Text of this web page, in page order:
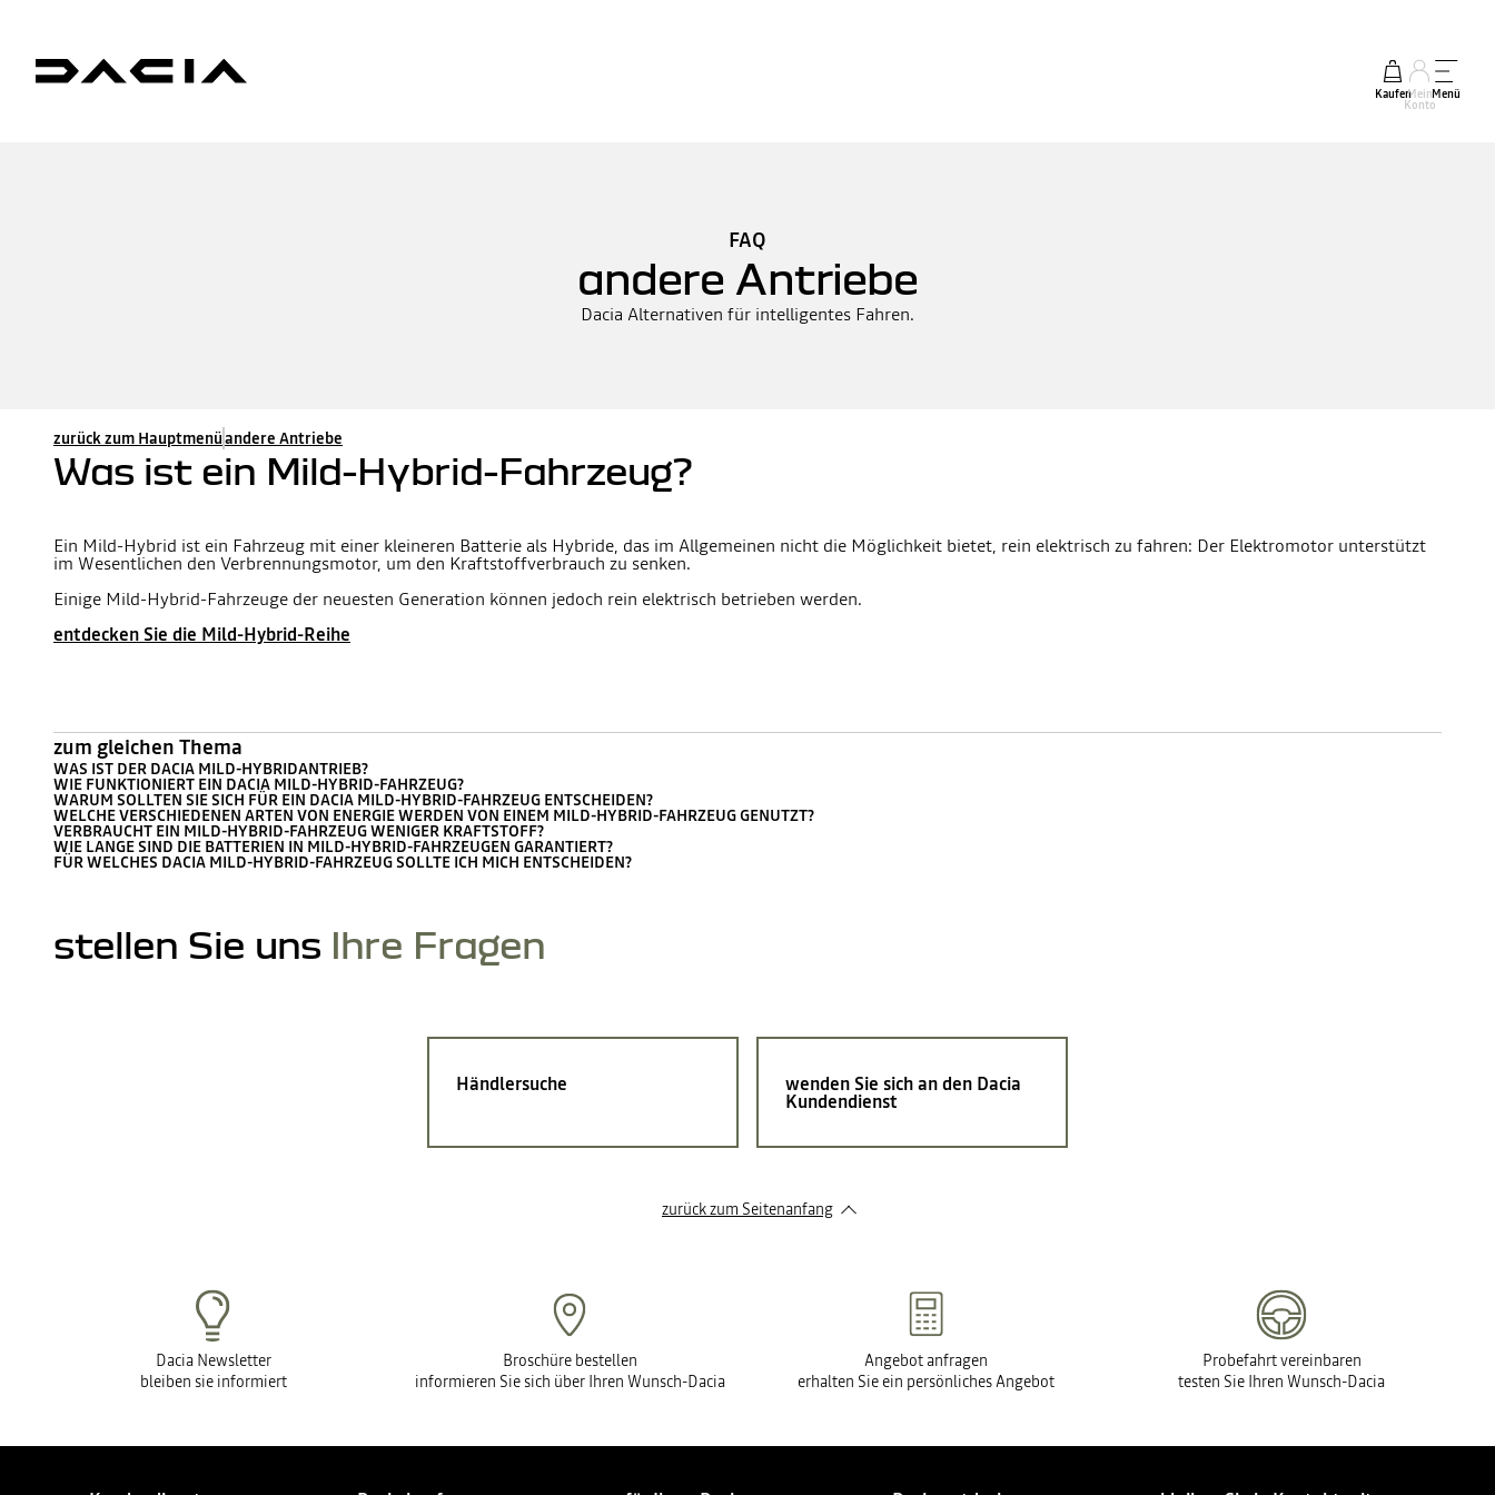
KaufenMein
Konto
Menü
FAQ
andere Antriebe
Dacia Alternativen für intelligentes Fahren.
zurück zum Hauptmenüandere Antriebe
Was ist ein Mild-Hybrid-Fahrzeug?
Ein Mild-Hybrid ist ein Fahrzeug mit einer kleineren Batterie als Hybride, das im Allgemeinen nicht die Möglichkeit bietet, rein elektrisch zu fahren: Der Elektromotor unterstützt
im Wesentlichen den Verbrennungsmotor, um den Kraftstoffverbrauch zu senken.
Einige Mild-Hybrid-Fahrzeuge der neuesten Generation können jedoch rein elektrisch betrieben werden.
entdecken Sie die Mild-Hybrid-Reihe
zum gleichen Thema
WAS IST DER DACIA MILD-HYBRIDANTRIEB?
WIE FUNKTIONIERT EIN DACIA MILD-HYBRID-FAHRZEUG?
WARUM SOLLTEN SIE SICH FÜR EIN DACIA MILD-HYBRID-FAHRZEUG ENTSCHEIDEN?
WELCHE VERSCHIEDENEN ARTEN VON ENERGIE WERDEN VON EINEM MILD-HYBRID-FAHRZEUG GENUTZT?
VERBRAUCHT EIN MILD-HYBRID-FAHRZEUG WENIGER KRAFTSTOFF?
WIE LANGE SIND DIE BATTERIEN IN MILD-HYBRID-FAHRZEUGEN GARANTIERT?
FÜR WELCHES DACIA MILD-HYBRID-FAHRZEUG SOLLTE ICH MICH ENTSCHEIDEN?
stellen Sie uns Ihre Fragen
Händlersuche wenden Sie sich an den Dacia
Kundendienst
zurück zum Seitenanfang
Dacia Newsletter
bleiben sie informiert
Broschüre bestellen
informieren Sie sich über Ihren Wunsch-Dacia
Angebot anfragen
erhalten Sie ein persönliches Angebot
Probefahrt vereinbaren
testen Sie Ihren Wunsch-Dacia